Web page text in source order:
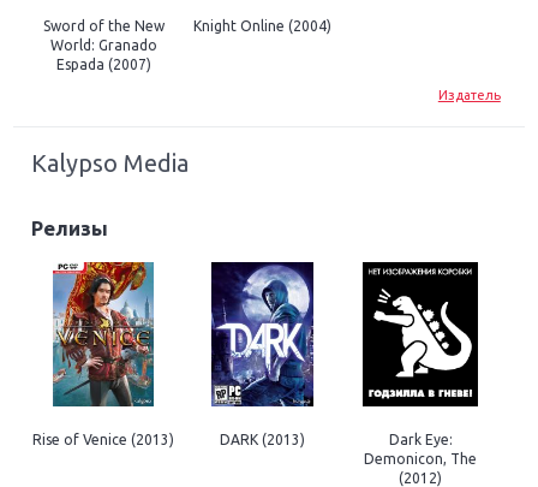
Sword of the New
World: Granado
Espada (2007)
Knight Online (2004)
Издатель
Kalypso Media
Релизы
Rise of Venice (2013) DARK (2013)
Dark Eye:
Demonicon, The
(2012)